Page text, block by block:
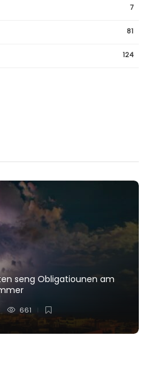
7
81
124
seng Obligatiounen am
661